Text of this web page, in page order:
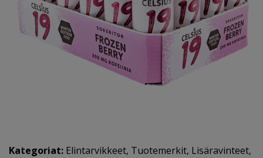
Kategoriat: Elintarvikkeet, Tuotemerkit, Lisäravinteet,